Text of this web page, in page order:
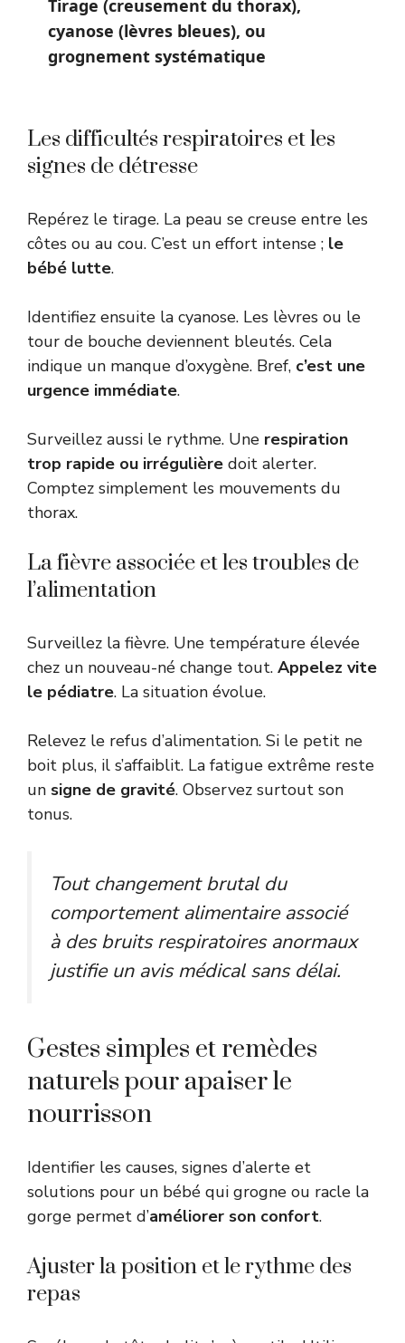
Tirage (creusement du thorax),
cyanose (lèvres bleues), ou
grognement systématique
Les difficultés respiratoires et les
signes de détresse
Repérez le tirage. La peau se creuse entre les
côtes ou au cou. C’est un effort intense ; le
bébé lutte.
Identifiez ensuite la cyanose. Les lèvres ou le
tour de bouche deviennent bleutés. Cela
indique un manque d’oxygène. Bref, c’est une
urgence immédiate.
Surveillez aussi le rythme. Une respiration
trop rapide ou irrégulière doit alerter.
Comptez simplement les mouvements du
thorax.
La fièvre associée et les troubles de
l’alimentation
Surveillez la fièvre. Une température élevée
chez un nouveau-né change tout. Appelez vite
le pédiatre. La situation évolue.
Relevez le refus d’alimentation. Si le petit ne
boit plus, il s’affaiblit. La fatigue extrême reste
un signe de gravité. Observez surtout son
tonus.
Tout changement brutal du
comportement alimentaire associé
à des bruits respiratoires anormaux
justifie un avis médical sans délai.
Gestes simples et remèdes
naturels pour apaiser le
nourrisson
Identifier les causes, signes d’alerte et
solutions pour un bébé qui grogne ou racle la
gorge permet d’améliorer son confort.
Ajuster la position et le rythme des
repas